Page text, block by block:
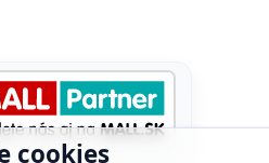
cookies